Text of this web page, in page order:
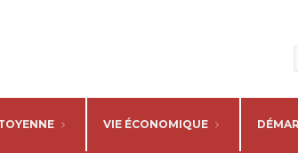
VIE ÉCONOMIQUE